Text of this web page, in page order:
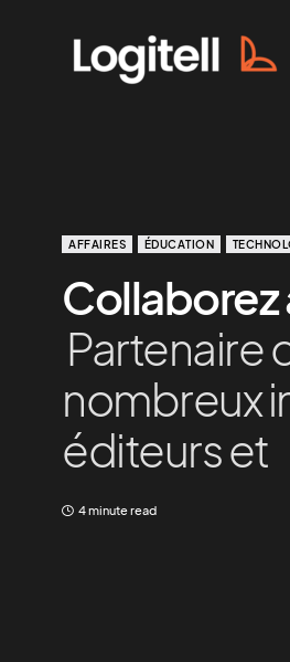
AFFAIRES ÉDUCATION
Partenaire
nombreux
éditeurs et
4 minute read